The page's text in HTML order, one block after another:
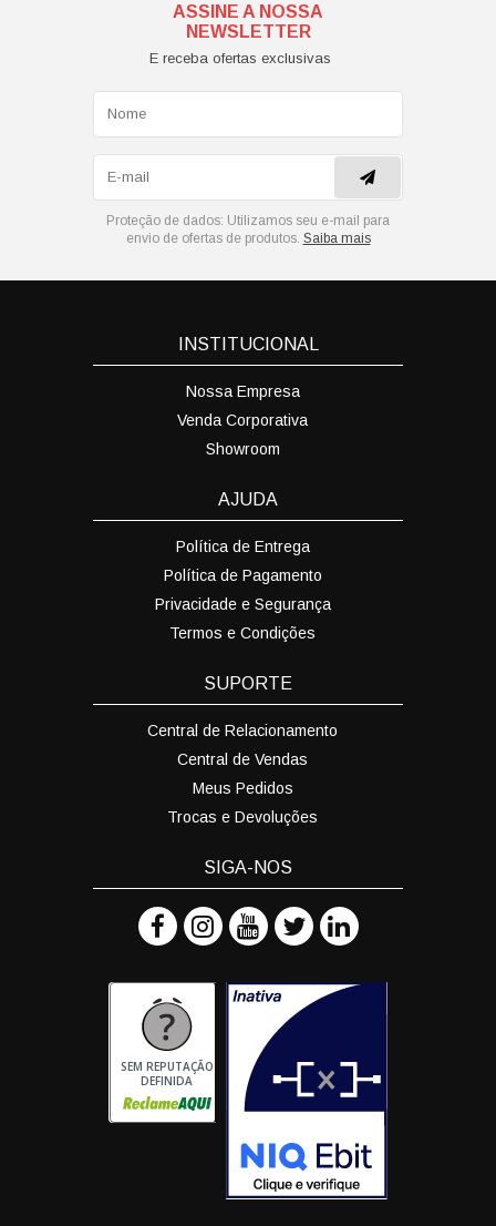
ASSINE A NOSSA
NEWSLETTER
E receba ofertas exclusivas
Proteção de dados: Utilizamos seu e-mail para
envio de ofertas de produtos. Saiba mais
INSTITUCIONAL
Nossa Empresa
Venda Corporativa
Showroom
AJUDA
Política de Entrega
Política de Pagamento
Privacidade e Segurança
Termos e Condições
SUPORTE
Central de Relacionamento
Central de Vendas
Meus Pedidos
Trocas e Devoluções
SIGA-NOS
SEM REPUTAÇÃO
DEFINIDA